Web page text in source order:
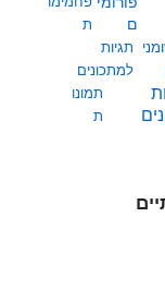
ם
ת
תגיות
למתכונים
תמונו
ת